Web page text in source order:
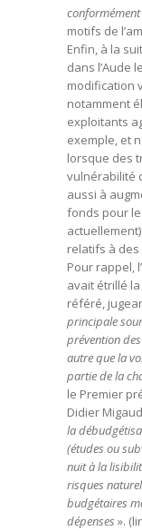
motifs de
Enfin, à la
dans l’Aude
modification
notamment
exploitants
exemple, et
lorsque des
vulnérabilité
aussi à
fonds pour le
relatifs à des
Pour rappel,
avait étrillé
référé,
principale
prévention
autre que la
partie de la
le Premier
Didier
la
(études ou
nuit à la
risques
budgétaires
dépenses ».